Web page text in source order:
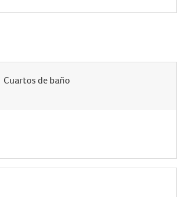
Cuartos de baño